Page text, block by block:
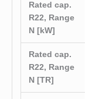
Rated cap.
R22, Range
N [kW]
Rated cap.
R22, Range
N [TR]